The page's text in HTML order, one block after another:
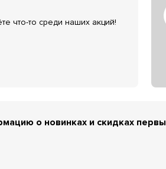
что-то среди наших акций!
о новинках и скидках